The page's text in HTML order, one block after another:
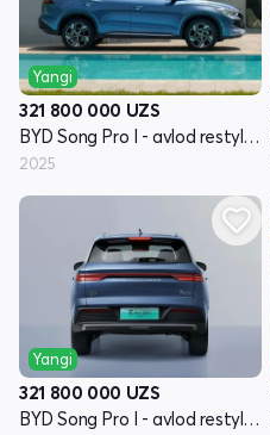
Yangi
321 800 000 UZS
BYD Song Pro I - avlod restyling
2025
Yangi
321 800 000 UZS
BYD Song Pro I - avlod restyling